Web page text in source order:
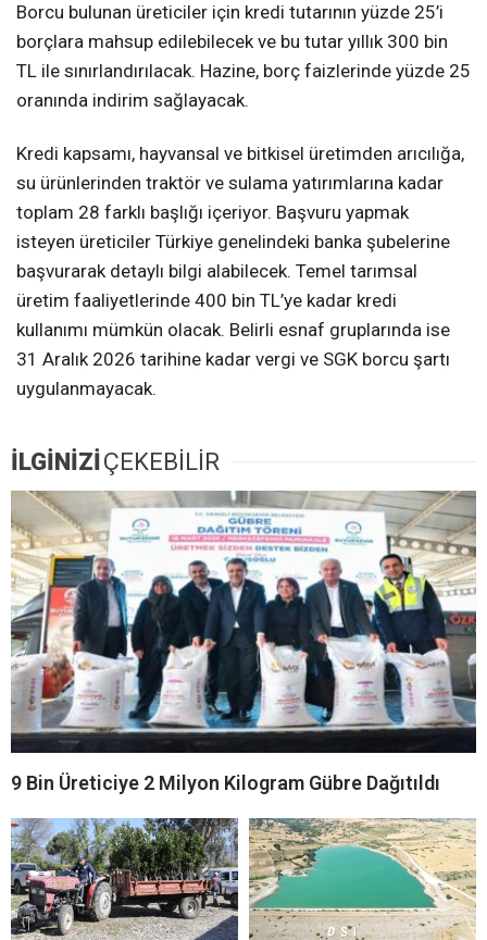
Borcu bulunan üreticiler için kredi tutarının yüzde 25’i
borçlara mahsup edilebilecek ve bu tutar yıllık 300 bin
TL ile sınırlandırılacak. Hazine, borç faizlerinde yüzde 25
oranında indirim sağlayacak.
Kredi kapsamı, hayvansal ve bitkisel üretimden arıcılığa,
su ürünlerinden traktör ve sulama yatırımlarına kadar
toplam 28 farklı başlığı içeriyor. Başvuru yapmak
isteyen üreticiler Türkiye genelindeki banka şubelerine
başvurarak detaylı bilgi alabilecek. Temel tarımsal
üretim faaliyetlerinde 400 bin TL’ye kadar kredi
kullanımı mümkün olacak. Belirli esnaf gruplarında ise
31 Aralık 2026 tarihine kadar vergi ve SGK borcu şartı
uygulanmayacak.
İLGİNİZİ ÇEKEBİLİR
9 Bin Üreticiye 2 Milyon Kilogram Gübre Dağıtıldı